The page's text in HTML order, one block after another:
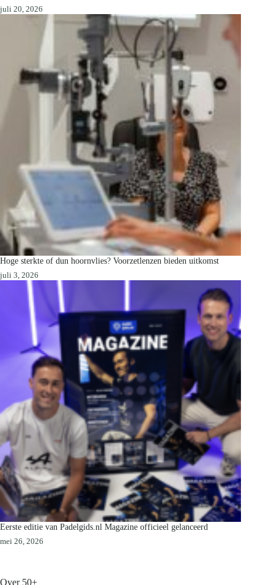
juli 20, 2026
Hoge sterkte of dun hoornvlies? Voorzetlenzen bieden uitkomst
juli 3, 2026
Eerste editie van Padelgids.nl Magazine officieel gelanceerd
mei 26, 2026
Over 50+